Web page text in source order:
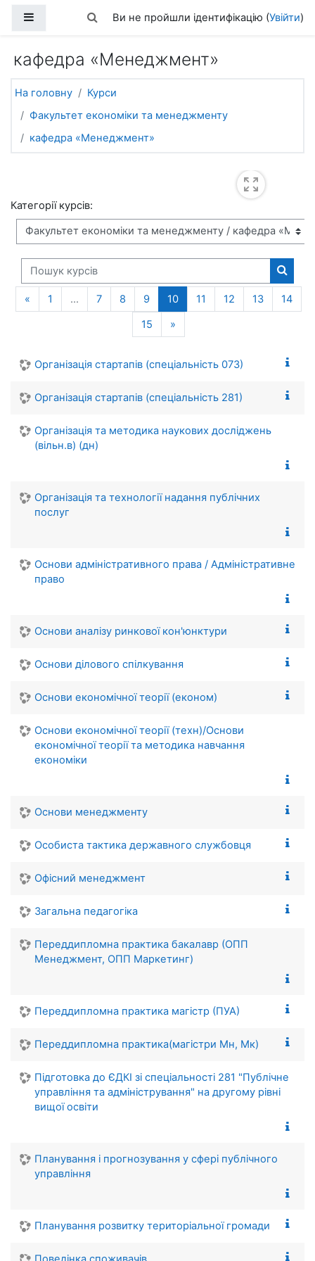
Бокова панельПереключити введення пошуку
Ви не пройшли ідентифікацію (Увійти)
кафедра «Менеджмент»
На головну
Курси
Факультет економіки та менеджменту
кафедра «Менеджмент»
Категорії курсів:
Пошук курсів
Пошук
« Попередня сторінка
1 … 7 8 9 10(поточний)
11 12 13
14
15
»Наступна сторінка
Організація стартапів (спеціальність 073)
Організація стартапів (спеціальність 281)
Організація та методика наукових досліджень
(вільн.в) (дн)
Організація та технології надання публічних
послуг
Основи адміністративного права / Адміністративне
право
Основи аналізу ринкової кон'юнктури
Основи ділового спілкування
Основи економічної теорії (економ)
Основи економічної теорії (техн)/Основи
економічної теорії та методика навчання
економіки
Основи менеджменту
Особиста тактика державного службовця
Офісний менеджмент
Загальна педагогіка
Переддипломна практика бакалавр (ОПП
Менеджмент, ОПП Маркетинг)
Переддипломна практика магістр (ПУА)
Переддипломна практика(магістри Мн, Мк)
Підготовка до ЄДКІ зі спеціальності 281 "Публічне
управління та адміністрування" на другому рівні
вищої освіти
Планування і прогнозування у сфері публічного
управління
Планування розвитку територіальної громади